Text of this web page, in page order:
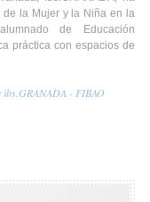
de la Mujer y la Niña en la
de Educación
práctica con espacios de
- FIBAO